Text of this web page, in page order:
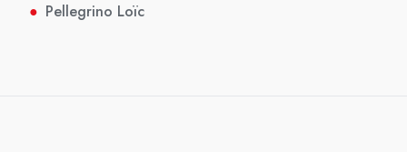
● Pellegrino Loïc